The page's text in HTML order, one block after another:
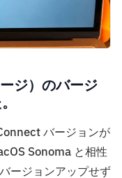
ジ）のバージ
バージョンが
Sonoma と相性
ージョンアップせず